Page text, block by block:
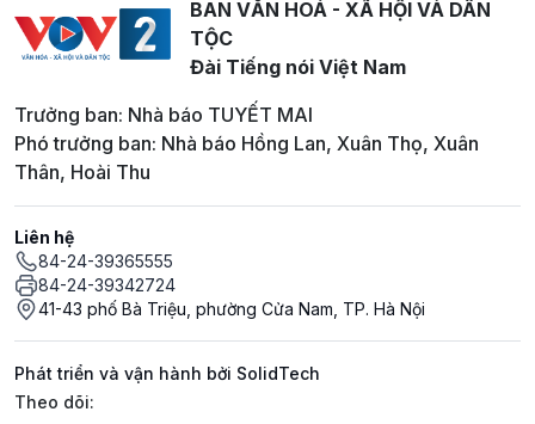
BAN VĂN HOÁ - XÃ HỘI VÀ DÂN
TỘC
Đài Tiếng nói Việt Nam
Trưởng ban: Nhà báo TUYẾT MAI
Phó trưởng ban: Nhà báo Hồng Lan, Xuân Thọ, Xuân
Thân, Hoài Thu
Liên hệ
84-24-39365555
84-24-39342724
41-43 phố Bà Triệu, phường Cửa Nam, TP. Hà Nội
Phát triển và vận hành bởi SolidTech
Mạng xã hội
Theo dõi: